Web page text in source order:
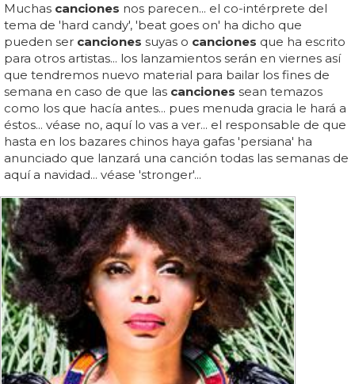
Muchas canciones nos parecen... el co-intérprete del
tema de 'hard candy', 'beat goes on' ha dicho que
pueden ser canciones suyas o canciones que ha escrito
para otros artistas... los lanzamientos serán en viernes así
que tendremos nuevo material para bailar los fines de
semana en caso de que las canciones sean temazos
como los que hacía antes... pues menuda gracia le hará a
éstos... véase no, aquí lo vas a ver... el responsable de que
hasta en los bazares chinos haya gafas 'persiana' ha
anunciado que lanzará una canción todas las semanas de
aquí a navidad... véase 'stronger'...